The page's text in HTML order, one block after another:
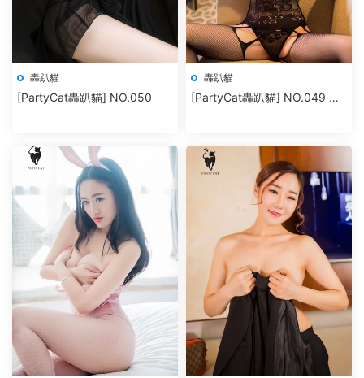
轟趴貓
[PartyCat轟趴貓] NO.050
轟趴貓
[PartyCat轟趴貓] NO.049 棉